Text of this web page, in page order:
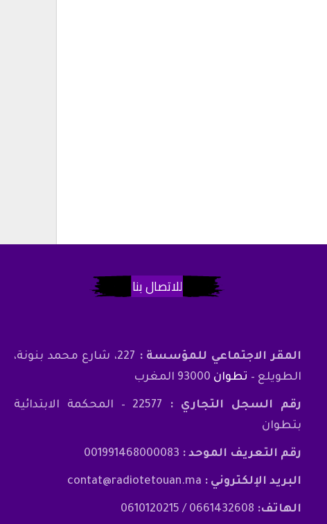
للاتصال بنا
المقر الاجتماعي للمؤسسة :
227، شارع محمد بنونة،
الطويلع – تطوان
رقم السجل التجاري :
22577 – المحكمة الابتدائية
بتطوان
رقم التعريف الموحد : 001991468000083
البريد الإلكتروني : contat@radiotetouan.ma
الهاتف: 0661432608 / 0610120215